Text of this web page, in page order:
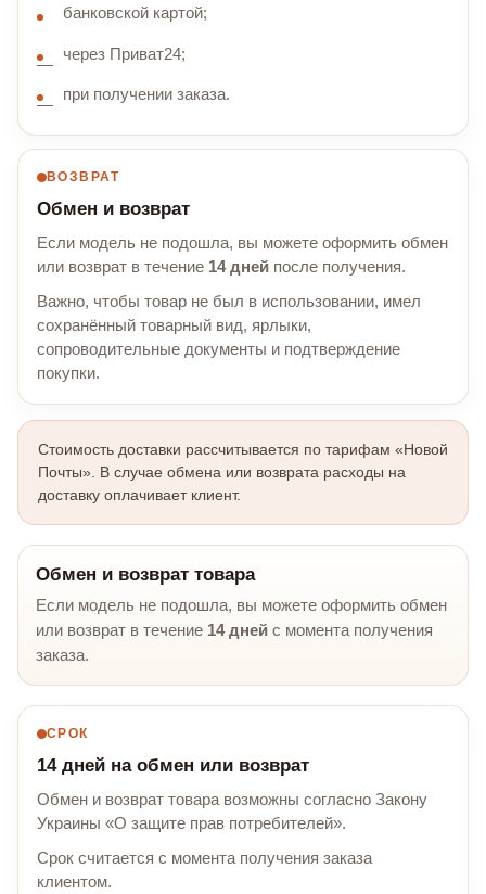
банковской картой;
через Приват24;
при получении заказа.
ВОЗВРАТ
Обмен и возврат
Если модель не подошла, вы можете оформить обмен
или возврат в течение 14 дней после получения.
Важно, чтобы товар не был в использовании, имел
сохранённый товарный вид, ярлыки,
сопроводительные документы и подтверждение
покупки.
Стоимость доставки рассчитывается по тарифам «Новой
Почты». В случае обмена или возврата расходы на
доставку оплачивает клиент.
Обмен и возврат товара
Если модель не подошла, вы можете оформить обмен
или возврат в течение 14 дней с момента получения
заказа.
СРОК
14 дней на обмен или возврат
Обмен и возврат товара возможны согласно Закону
Украины «О защите прав потребителей».
Срок считается с момента получения заказа
клиентом.